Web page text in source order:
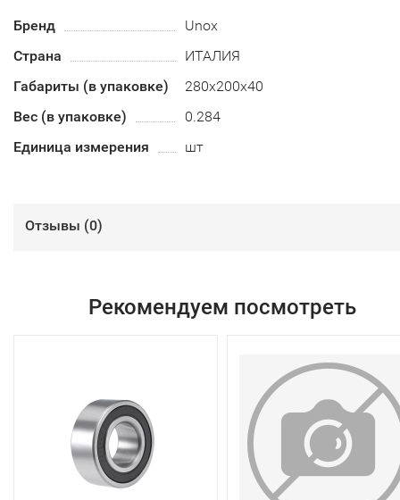
Бренд
Unox
Страна
ИТАЛИЯ
Габариты (в упаковке)
280х200х40
Вес (в упаковке)
0.284
Единица измерения
шт
Отзывы (0)
Рекомендуем посмотреть